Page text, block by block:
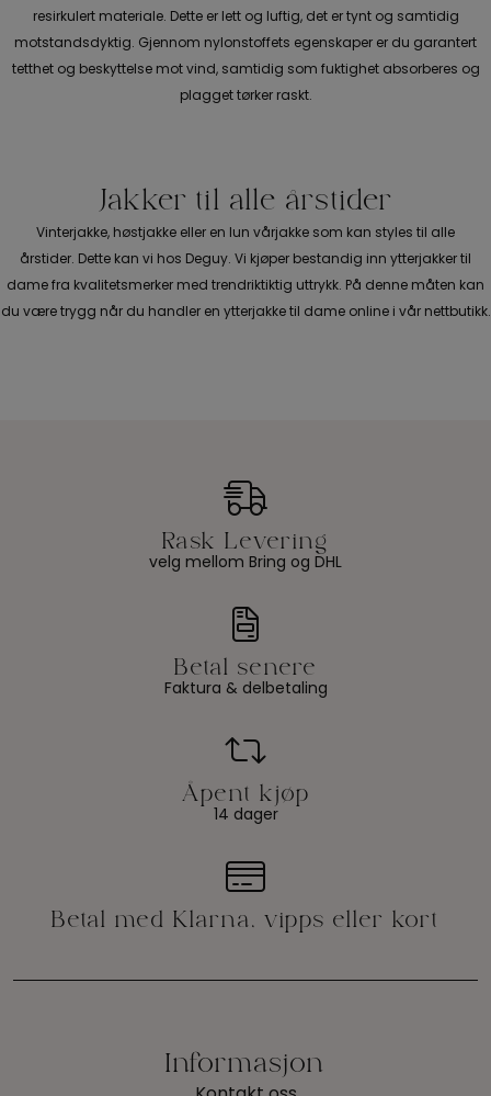
resirkulert materiale. Dette er lett og luftig, det er tynt og samtidig
motstandsdyktig. Gjennom nylonstoffets egenskaper er du garantert
tetthet og beskyttelse mot vind, samtidig som fuktighet absorberes og
plagget tørker raskt.
Jakker til alle årstider
Vinterjakke, høstjakke eller en lun vårjakke som kan styles til alle
årstider. Dette kan vi hos Deguy. Vi kjøper bestandig inn ytterjakker til
dame fra kvalitetsmerker med trendriktiktig uttrykk. På denne måten kan
du være trygg når du handler en ytterjakke til dame online i vår nettbutikk.
velg mellom Bring og DHL
Faktura & delbetaling
14 dager